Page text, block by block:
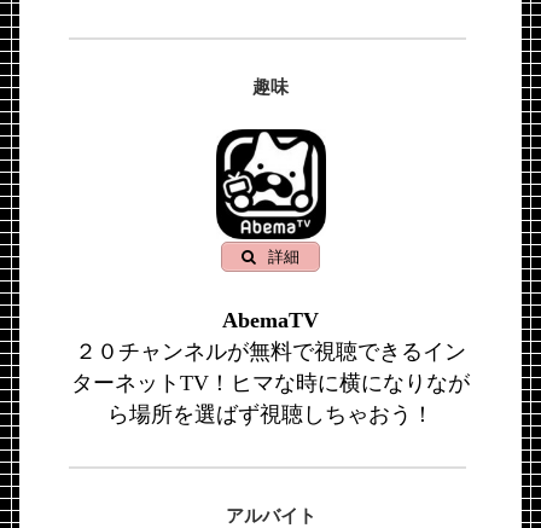
趣味
詳細
AbemaTV
２０チャンネルが無料で視聴できるイン
ターネットTV！ヒマな時に横になりなが
ら場所を選ばず視聴しちゃおう！
アルバイト